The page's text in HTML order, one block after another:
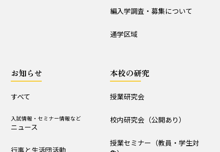
すべて 入試情報・セミナー情報など
学校からｰ作成中
編入学調査・募集について
通学区域
お知らせ
すべて
入試情報・セミナー情報など
ニュース
本校の研究
授業研究会
校内研究会（公開あり）
授業セミナー（教員・学生対